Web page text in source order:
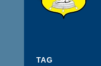
TAG